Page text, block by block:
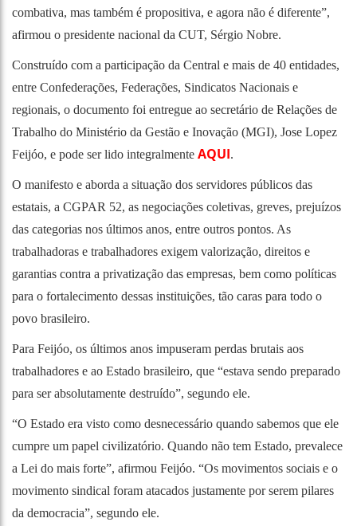
combativa, mas também é propositiva, e agora não é diferente”,
afirmou o presidente nacional da CUT, Sérgio Nobre.
Construído com a participação da Central e mais de 40 entidades,
entre Confederações, Federações, Sindicatos Nacionais e
regionais, o documento foi entregue ao secretário de Relações de
Trabalho do Ministério da Gestão e Inovação (MGI), Jose Lopez
Feijóo, e pode ser lido integralmente AQUI.
O manifesto e aborda a situação dos servidores públicos das
estatais, a CGPAR 52, as negociações coletivas, greves, prejuízos
das categorias nos últimos anos, entre outros pontos. As
trabalhadoras e trabalhadores exigem valorização, direitos e
garantias contra a privatização das empresas, bem como políticas
para o fortalecimento dessas instituições, tão caras para todo o
povo brasileiro.
Para Feijóo, os últimos anos impuseram perdas brutais aos
trabalhadores e ao Estado brasileiro, que “estava sendo preparado
para ser absolutamente destruído”, segundo ele.
“O Estado era visto como desnecessário quando sabemos que ele
cumpre um papel civilizatório. Quando não tem Estado, prevalece
a Lei do mais forte”, afirmou Feijóo. “Os movimentos sociais e o
movimento sindical foram atacados justamente por serem pilares
da democracia”, segundo ele.